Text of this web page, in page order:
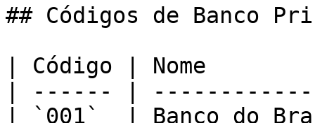
## Códigos de Banco
| Código | Nome
| ------ |
| `001`  | Banco do